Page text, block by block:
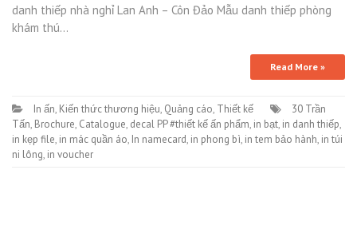
danh thiếp nhà nghỉ Lan Anh – Côn Đảo Mẫu danh thiếp phòng
khám thú…
Read More »
In ấn, Kiến thức thương hiệu, Quảng cáo, Thiết kế
30 Trần
Tấn, Brochure, Catalogue, decal PP #thiết kế ấn phẩm, in bạt, in danh thiếp,
in kẹp file, in mác quần áo, In namecard, in phong bì, in tem bảo hành, in túi
ni lông, in voucher